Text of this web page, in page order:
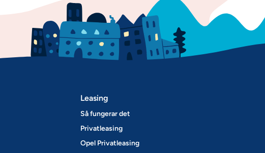
Leasing
Så fungerar det
Privatleasing
Opel Privatleasing